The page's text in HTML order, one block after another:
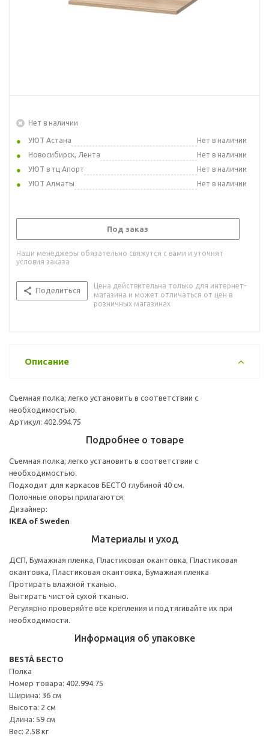
Нет в наличии
УЮТ Астана
Нет в наличии
Новосибирск, Лента
Нет в наличии
УЮТ в тц Апорт
Нет в наличии
УЮТ Алматы
Нет в наличии
Под заказ
Наши менеджеры обязательно свяжутся с вами и уточнят
условия заказа
Поделиться
Цена действительна только для интернет-
магазина и может отличаться от цен в
розничных магазинах
Описание
Съемная полка; легко установить в соответствии с
необходимостью.
Артикул: 402.994.75
Подробнее о товаре
Съемная полка; легко установить в соответствии с
необходимостью.
Подходит для каркасов БЕСТО глубиной 40 см.
Полочные опоры прилагаются.
Дизайнер:
IKEA of Sweden
Материалы и уход
ДСП, Бумажная пленка, Пластиковая окантовка, Пластиковая
окантовка, Пластиковая окантовка, Бумажная пленка
Протирать влажной тканью.
Вытирать чистой сухой тканью.
Регулярно проверяйте все крепления и подтягивайте их при
необходимости.
Информация об упаковке
BESTÅ БЕСТО
Полка
Номер товара: 402.994.75
Ширина: 36 см
Высота: 2 см
Длина: 59 см
Вес: 2.58 кг